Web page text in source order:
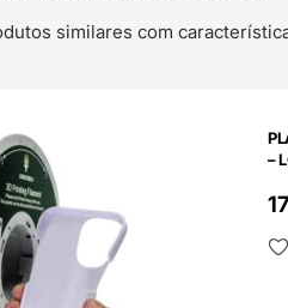
similares com
–